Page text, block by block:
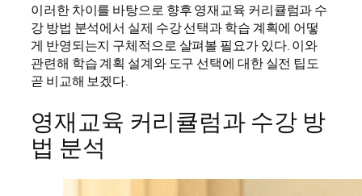
이러한 차이를 바탕으로 향후 영재교육 커리큘럼과 수
강 방법 분석에서 실제 수강 선택과 학습 계획에 어떻
게 반영되는지 구체적으로 살펴볼 필요가 있다. 이와
관련해 학습 계획 설계와 도구 선택에 대한 실전 팁도
곧 비교해 보겠다.
영재교육 커리큘럼과 수강 방
법 분석